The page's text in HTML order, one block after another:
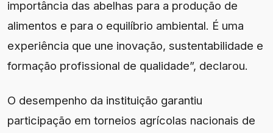
importância das abelhas para a produção de
alimentos e para o equilíbrio ambiental. É uma
experiência que une inovação, sustentabilidade e
formação profissional de qualidade”, declarou.
O desempenho da instituição garantiu
participação em torneios agrícolas nacionais de